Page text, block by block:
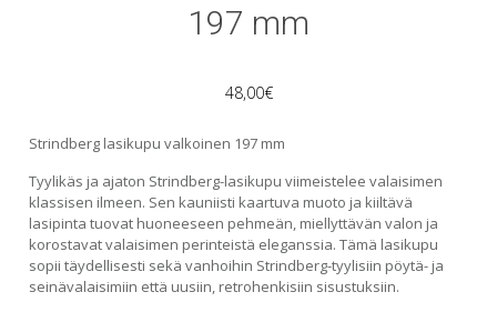
197 mm
48,00€
Strindberg lasikupu valkoinen 197 mm
Tyylikäs ja ajaton Strindberg-lasikupu viimeistelee valaisimen
klassisen ilmeen. Sen kauniisti kaartuva muoto ja kiiltävä
lasipinta tuovat huoneeseen pehmeän, miellyttävän valon ja
korostavat valaisimen perinteistä eleganssia. Tämä lasikupu
sopii täydellisesti sekä vanhoihin Strindberg-tyylisiin pöytä- ja
seinävalaisimiin että uusiin, retrohenkisiin sisustuksiin.